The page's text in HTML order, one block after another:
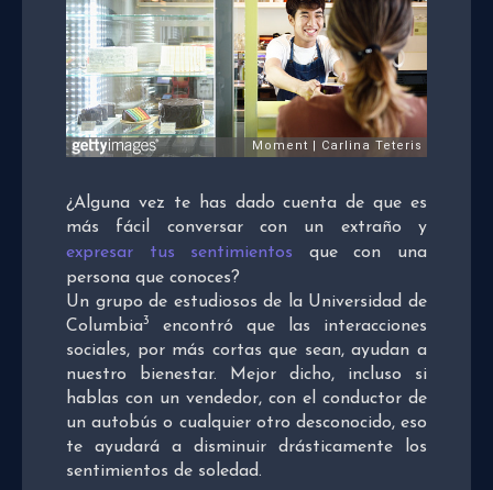
¿Alguna vez te has dado cuenta de que es
más fácil conversar con un extraño y
expresar tus sentimientos que con una
persona que conoces?
Un grupo de estudiosos de la Universidad de
Columbia3
encontró que las interacciones
sociales, por más cortas que sean, ayudan a
nuestro bienestar. Mejor dicho, incluso si
hablas con un vendedor, con el conductor de
un autobús o cualquier otro desconocido, eso
te ayudará a disminuir drásticamente los
sentimientos de soledad.